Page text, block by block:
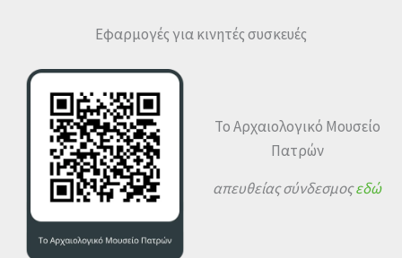
Εφαρμογές για κινητές συσκευές
Το Αρχαιολογικό Μουσείο
Πατρών
απευθείας σύνδεσμοςεδώ